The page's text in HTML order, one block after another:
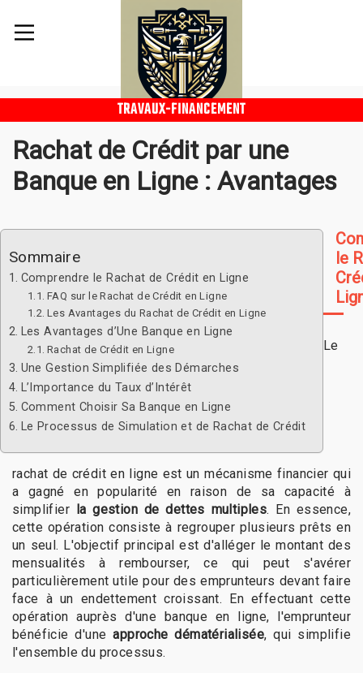
TRAVAUX-FINANCEMENT
Rachat de Crédit par une
Banque en Ligne : Avantages
Sommaire
Comprendre le Rachat de Crédit en Ligne
FAQ sur le Rachat de Crédit en Ligne
Les Avantages du Rachat de Crédit en Ligne
Les Avantages d’Une Banque en Ligne
Rachat de Crédit en Ligne
Une Gestion Simplifiée des Démarches
L’Importance du Taux d’Intérêt
Comment Choisir Sa Banque en Ligne
Le Processus de Simulation et de Rachat de Crédit
le
Le
rachat de crédit en ligne est un mécanisme financier qui
a gagné en popularité en raison de sa capacité à
simplifier la gestion de dettes multiples. En essence,
cette opération consiste à regrouper plusieurs prêts en
un seul. L'objectif principal est d'alléger le montant des
mensualités à rembourser, ce qui peut s'avérer
particulièrement utile pour des emprunteurs devant faire
face à un endettement croissant. En effectuant cette
opération auprès d'une banque en ligne, l'emprunteur
bénéficie d'uneapproche dématérialisée, qui simplifie
l'ensemble du processus.